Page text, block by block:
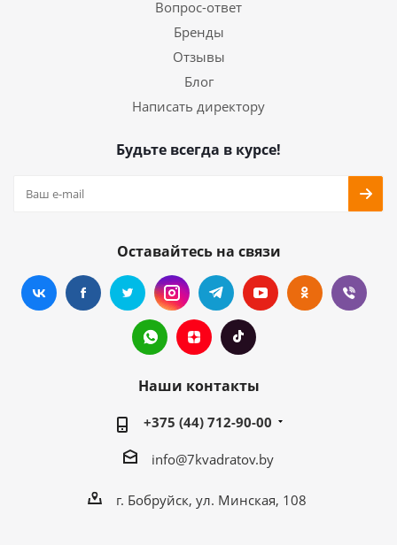
Вопрос-ответ
Бренды
Отзывы
Блог
Написать директору
Будьте всегда в курсе!
Оставайтесь на связи
Наши контакты
+375 (44) 712-90-00
info@7kvadratov.by
г. Бобруйск, ул. Минская, 108